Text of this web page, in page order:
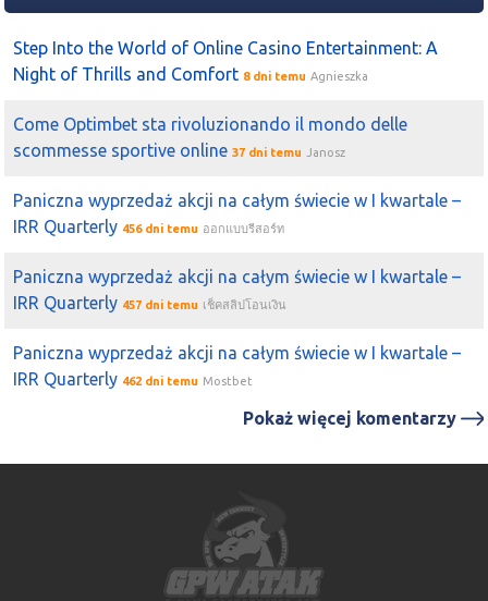
Step Into the World of Online Casino Entertainment: A
Night of Thrills and Comfort 8 dni temu Agnieszka
Come Optimbet sta rivoluzionando il mondo delle
scommesse sportive online 37 dni temu Janosz
Paniczna wyprzedaż akcji na całym świecie w I kwartale –
IRR Quarterly 456 dni temu ออกแบบรีสอร์ท
Paniczna wyprzedaż akcji na całym świecie w I kwartale –
IRR Quarterly 457 dni temu เช็คสลิปโอนเงิน
Paniczna wyprzedaż akcji na całym świecie w I kwartale –
IRR Quarterly 462 dni temu Mostbet
Pokaż więcej komentarzy